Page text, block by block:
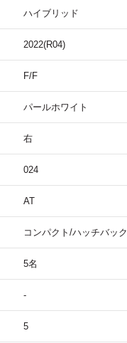
ハイブリッド
2022(R04)
F/F
パールホワイト
右
024
AT
コンパクト/ハッチバック
5名
-
5